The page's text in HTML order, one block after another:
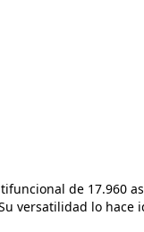
de 17.960
versatilidad lo